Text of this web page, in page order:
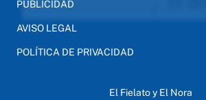
PUBLICIDAD
AVISO LEGAL
POLÍTICA DE PRIVACIDAD
El Fielato y El Nora